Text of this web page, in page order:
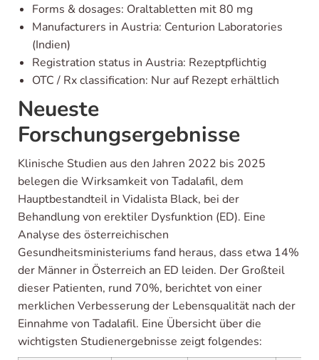
Forms & dosages: Oraltabletten mit 80 mg
Manufacturers in Austria: Centurion Laboratories
(Indien)
Registration status in Austria: Rezeptpflichtig
OTC / Rx classification: Nur auf Rezept erhältlich
Neueste
Forschungsergebnisse
Klinische Studien aus den Jahren 2022 bis 2025
belegen die Wirksamkeit von Tadalafil, dem
Hauptbestandteil in Vidalista Black, bei der
Behandlung von erektiler Dysfunktion (ED). Eine
Analyse des österreichischen
Gesundheitsministeriums fand heraus, dass etwa 14%
der Männer in Österreich an ED leiden. Der Großteil
dieser Patienten, rund 70%, berichtet von einer
merklichen Verbesserung der Lebensqualität nach der
Einnahme von Tadalafil. Eine Übersicht über die
wichtigsten Studienergebnisse zeigt folgendes: